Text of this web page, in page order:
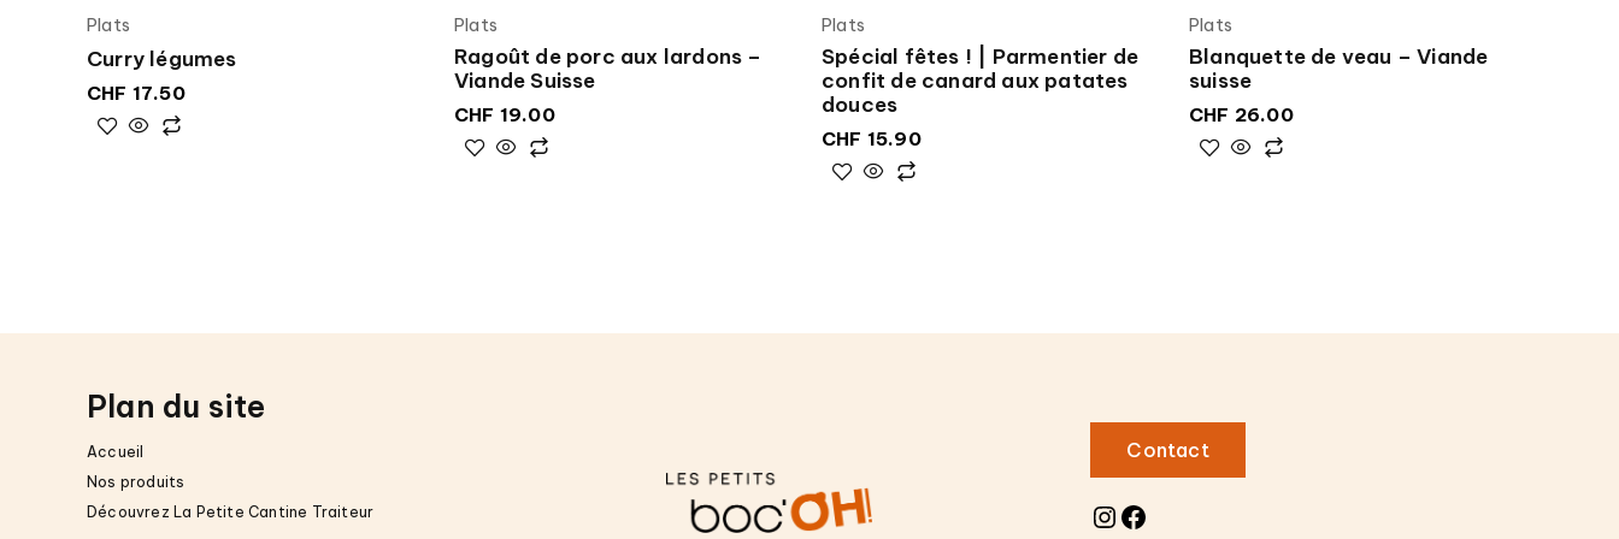
Plats
Curry légumes
CHF 17.50
Plats
Ragoût de porc aux lardons –
Viande Suisse
CHF 19.00
Plats
Spécial fêtes ! | Parmentier de
confit de canard aux patates
douces
CHF 15.90
Plats
Blanquette de veau – Viande
suisse
CHF 26.00
Plan du site
Accueil
Nos produits
Découvrez La Petite Cantine Traiteur
Contact